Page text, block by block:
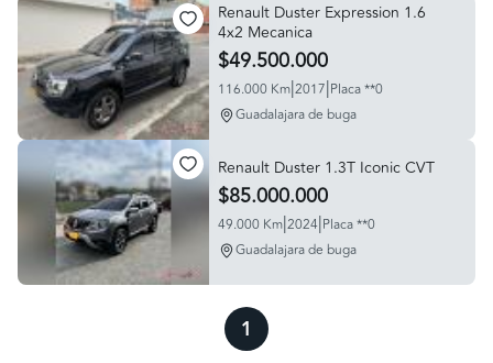
Renault Duster Expression 1.6
4x2 Mecanica
$49.500.000
116.000 Km|2017|Placa **0
Guadalajara de buga
Renault Duster 1.3T Iconic CVT
$85.000.000
49.000 Km|2024|Placa **0
Guadalajara de buga
1